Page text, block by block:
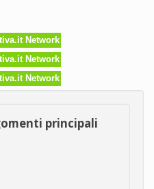
Network
Network
Network
principali